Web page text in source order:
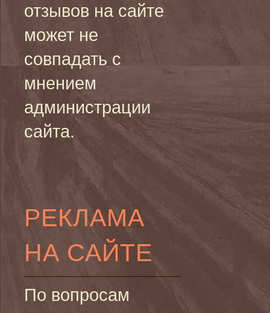
отзывов на сайте
может не
совпадать с
мнением
администрации
сайта.
РЕКЛАМА
НА САЙТЕ
По вопросам